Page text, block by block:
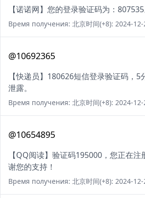
【诺诺网】您的登录验证码为：807535
Время получения: 北京时间(+8): 2024-
@10692365
【快递员】180626短信登录验证码，5
泄露。
Время получения: 北京时间(+8): 2024-
@10654895
【QQ阅读】验证码195000，您正在
谢您的支持！
Время получения: 北京时间(+8): 2024-